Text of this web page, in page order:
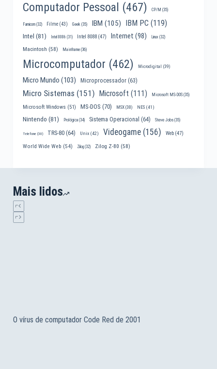
Computador Pessoal (467) CP/M (35)
Famicom(32) Filme(43) Geek(35) IBM (105) IBM PC (119)
Intel (81) Intel 8086 (31) Intel 8088(47) Internet (98) Linux(32)
Macintosh (58) Mainframe(36)
Microcomputador (462) Microdigital (39)
Micro Mundo (103) Microprocessador(63)
Micro Sistemas (151) Microsoft (111) Microsoft MS-DOS(35)
Microsoft Windows (51) MS-DOS (70) MSX(38) NES(41)
Nintendo (81) Prológica(34) Sistema Operacional (64) Steve Jobs(35)
Telefone (30) TRS-80(64) Unix(42) Videogame(156) Web(47)
World Wide Web (54) Zilog(32) Zilog Z-80 (58)
Mais lidos
O vírus de computador Code Red de 2001